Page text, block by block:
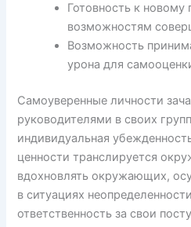
Готовность к
возможностям
Возможность
урона для
Самоуверенные личности
руководителями в своих
индивидуальная
ценности транслируется
вдохновлять окружающих,
в ситуациях
ответственность за свои